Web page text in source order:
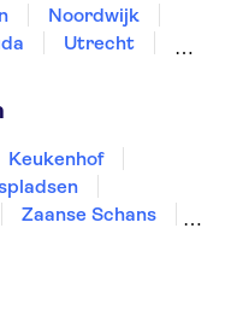
Noordwijk
Utrecht
Keukenhof
Zaanse Schans